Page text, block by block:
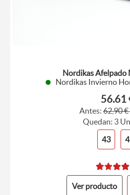
Nordikas Afelpado
Nordikas Invierno
56.61
Antes:62,90 €
Quedan: 3
43
Ver producto